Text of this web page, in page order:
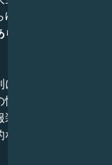
る行動について
らゆるリスクや不
従う。乙女座生
格は理性に基づ
、あまり手間を
家具付きの家な